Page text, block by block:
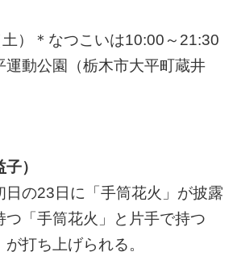
）＊なつこいは10:00～21:30
運動公園（栃木市大平町蔵井
）
日の23日に「手筒花火」が披露
つ「手筒花火」と片手で持つ
が打ち上げられる。